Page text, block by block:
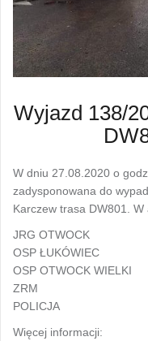
Wyjazd 138/
W dniu 27.08.2020 o
zadysponowana do
Karczew trasa DW801. W
JRG OTWOCK
OSP ŁUKÓWIEC
OSP OTWOCK WIELKI
ZRM
POLICJA
Więcej informacji: